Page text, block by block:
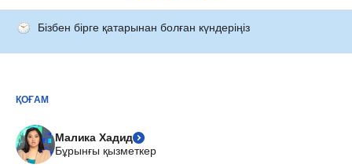
Бізбен бірге қатарынан болған күндеріңіз
ҚОҒАМ
Малика Хадид
Бұрынғы қызметкер